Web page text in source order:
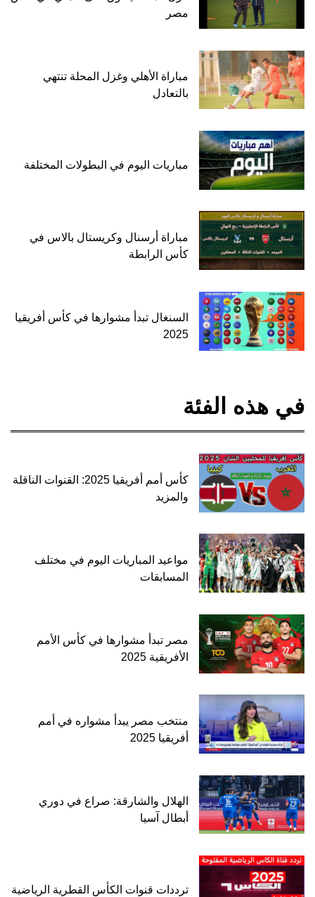
مصر
مباراة الأهلي وغزل المحلة تنتهي
بالتعادل
مباريات اليوم في البطولات المختلفة
مباراة أرسنال وكريستال بالاس في
كأس الرابطة
السنغال تبدأ مشوارها في كأس أفريقيا
2025
في هذه الفئة
كأس أمم أفريقيا 2025: القنوات الناقلة
والمزيد
مواعيد المباريات اليوم في مختلف
المسابقات
مصر تبدأ مشوارها في كأس الأمم
الأفريقية 2025
منتخب مصر يبدأ مشواره في أمم
أفريقيا 2025
الهلال والشارقة: صراع في دوري
أبطال آسيا
ترددات قنوات الكأس القطرية الرياضية